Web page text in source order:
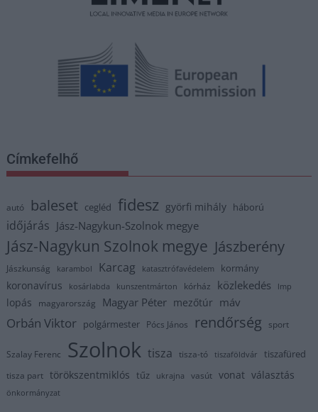
Címkefelhő
autó baleset cegléd fidesz györfi mihály háború
időjárás Jász-Nagykun-Szolnok megye
Jász-Nagykun Szolnok megye Jászberény
Jászkunság karambol Karcag katasztrófavédelem kormány
koronavírus kosárlabda kunszentmárton kórház közlekedés lmp
lopás magyarország Magyar Péter mezőtúr máv
Orbán Viktor polgármester Pócs János rendőrség sport
Szalay Ferenc Szolnok tisza tisza-tó tiszaföldvár tiszafüred
tisza part törökszentmiklós tűz ukrajna vasút vonat választás
önkormányzat